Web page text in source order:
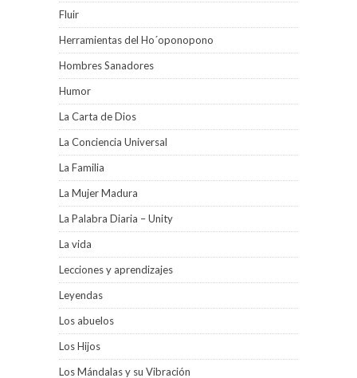
Fluir
Herramientas del Ho´oponopono
Hombres Sanadores
Humor
La Carta de Dios
La Conciencia Universal
La Familia
La Mujer Madura
La Palabra Diaria – Unity
La vida
Lecciones y aprendizajes
Leyendas
Los abuelos
Los Hijos
Los Mándalas y su Vibración